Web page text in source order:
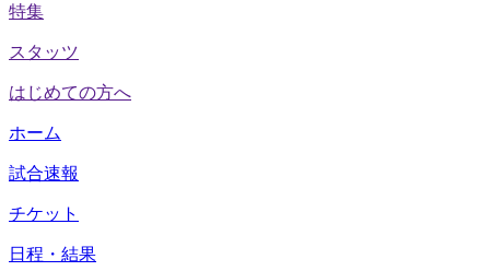
特集
スタッツ
はじめての方へ
ホーム
試合速報
チケット
日程・結果